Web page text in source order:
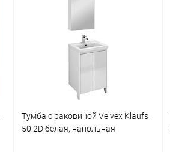
Купить в 1 клик
В избранное
Тумба с раковиной Velvex Klaufs
50.2D белая, напольная